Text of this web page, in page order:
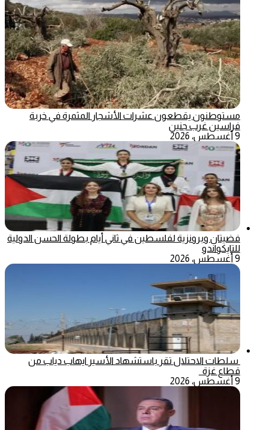
مستوطنون يقطعون عشرات الأشجار المثمرة في خربة
فراسين غرب جنين
9 أغسطس، 2026
فضيتان وبرونزية لفلسطين في ثاني أيام بطولة الحسن الدولية
للتايكواندو
9 أغسطس، 2026
سلطات الاحتلال تقر باستشهاد الأسير ايهاب دياب من
قطاع غزة
9 أغسطس، 2026